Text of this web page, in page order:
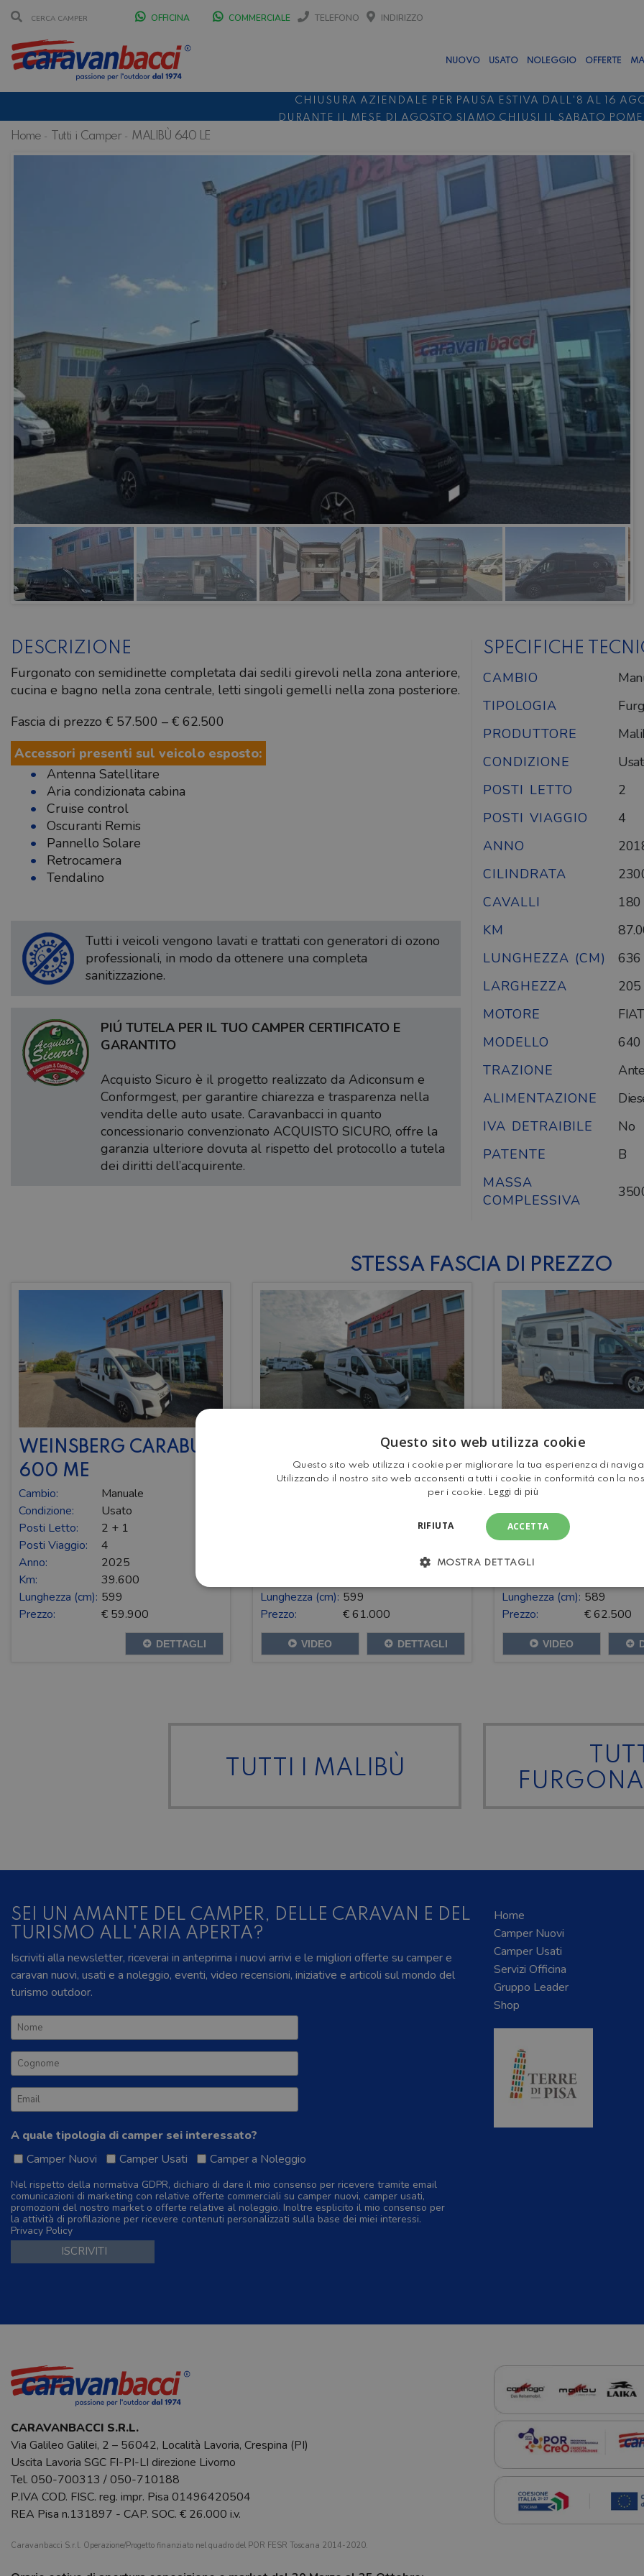
OFFICINA COMMERCIALE TELEFONO INDIRIZZO
NUOVO USATO NOLEGGIO OFFERTE
CHIUSURA AZIENDALE PER PAUSA ESTIVA DALL'8 AL 16
DURANTE IL MESE DI AGOSTO SIAMO CHIUSI IL SABATO
Home Tutti i Camper MALIBÙ 640 LE
DESCRIZIONE
Furgonato con semidinette completata dai sedili girevoli nella zona anteriore,
cucina e bagno nella zona centrale, letti singoli gemelli nella zona posteriore.
Fascia di prezzo € 57.500 – € 62.500
Accessori presenti sul veicolo esposto:
Antenna Satellitare
Aria condizionata cabina
Cruise control
Oscuranti Remis
Pannello Solare
Retrocamera
Tendalino
Tutti i veicoli vengono lavati e trattati con generatori di ozono
professionali, in modo da ottenere una completa
sanitizzazione.
PIÚ TUTELA PER IL TUO CAMPER CERTIFICATO E
GARANTITO
Acquisto Sicuro è il progetto realizzato da Adiconsum e
Conformgest, per garantire chiarezza e trasparenza nella
vendita delle auto usate. Caravanbacci in quanto
concessionario convenzionato ACQUISTO SICURO, offre la
garanzia ulteriore dovuta al rispetto del protocollo a tutela
dei diritti dell’acquirente.
SPECIFICHE
CAMBIO
TIPOLOGIA
PRODUTTORE
CONDIZIONE
POSTI LETTO
2
POSTI VIAGGIO
4
ANNO
CILINDRATA
CAVALLI
180
KM
LUNGHEZZA (CM)
636
LARGHEZZA
205
MOTORE
FIAT
MODELLO
640
TRAZIONE
ALIMENTAZIONE
IVA DETRAIBILE
No
PATENTE
B
MASSA
COMPLESSIVA
STESSA FASCIA DI PREZZO
WEINSBERG CARABUS
600 ME
Cambio:
Manuale
Condizione:
Usato
Posti Letto:
2 + 1
Posti Viaggio:
4
Anno:
2025
Km:
39.600
Lunghezza (cm): 599
Prezzo:
€ 59.900
DETTAGLI
FONT VENDOME
HORIZON 305
Lunghezza (cm): 599
Prezzo:
€ 61.000
DETTAGLI
VIDEO
WEINSBERG X-
CURSION VAN
MQ ED. PEPPER
Cambio:
Condizione:
Posti Letto:
Posti Viaggio:
Anno:
Lunghezza (cm): 589
Prezzo:
€ 62.500
VIDEO
TUTTI I MALIBÙ
SEI UN AMANTE DEL CAMPER, DELLE CARAVAN E DEL
TURISMO ALL'ARIA APERTA?
Iscriviti alla newsletter, riceverai in anteprima i nuovi arrivi e le migliori offerte su camper e
caravan nuovi, usati e a noleggio, eventi, video recensioni, iniziative e articoli sul mondo del
turismo outdoor.
A quale tipologia di camper sei interessato?
Camper Nuovi
Camper Usati Camper a Noleggio
Nel rispetto della normativa GDPR, dichiaro di dare il mio consenso per ricevere tramite email
comunicazioni di marketing con relative offerte commerciali su camper nuovi, camper usati,
promozioni del nostro market o offerte relative al noleggio. Inoltre esplicito il mio consenso per
la attività di profilazione per ricevere contenuti personalizzati sulla base dei miei interessi.
Privacy Policy
Home
Camper Nuovi
Camper Usati
Servizi Officina
Gruppo Leader
Shop
CARAVANBACCI S.R.L.
Via Galileo Galilei, 2 – 56042, Località Lavoria, Crespina (PI)
Uscita Lavoria SGC FI-PI-LI direzione Livorno
Tel. 050-700313 /050-710188
P.IVA COD. FISC. reg. impr. Pisa 01496420504
REA Pisa n.131897 - CAP. SOC. € 26.000 i.v.
Caravanbacci S.r.l. Operazione/Progetto finanziato nel quadro del POR FESR Toscana 2014-2020.
Questo sito web utilizza cookie
Questo sito web utilizza i cookie per migliorare la tua esperienza di
Utilizzando il nostro sito web acconsenti a tutti i cookie in conformità con la
per i cookie.
Leggi di più
ACCETTA
RIFIUTA
MOSTRA DETTAGLI